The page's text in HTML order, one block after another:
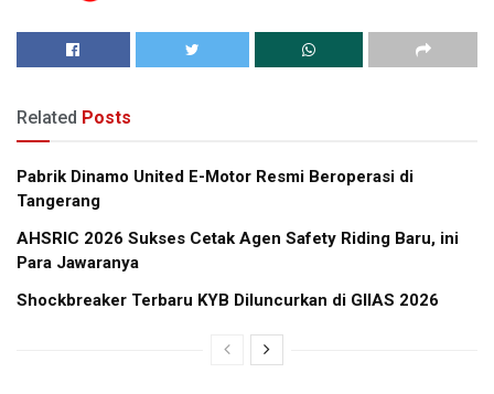
Related Posts
Pabrik Dinamo United E-Motor Resmi Beroperasi di
Tangerang
AHSRIC 2026 Sukses Cetak Agen Safety Riding Baru, ini
Para Jawaranya
Shockbreaker Terbaru KYB Diluncurkan di GIIAS 2026